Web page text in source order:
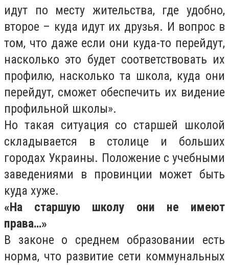
идут по месту жительства, где удобно,
второе – куда идут их друзья. И вопрос в
том, что даже если они куда-то перейдут,
насколько это будет соответствовать их
профилю, насколько та школа, куда они
перейдут, сможет обеспечить их видение
профильной школы».
Но такая ситуация со старшей школой
складывается в столице и больших
городах Украины. Положение с учебными
заведениями в провинции может быть
куда хуже.
«На старшую школу они не имеют
права…»
В законе о среднем образовании есть
норма, что развитие сети коммунальных